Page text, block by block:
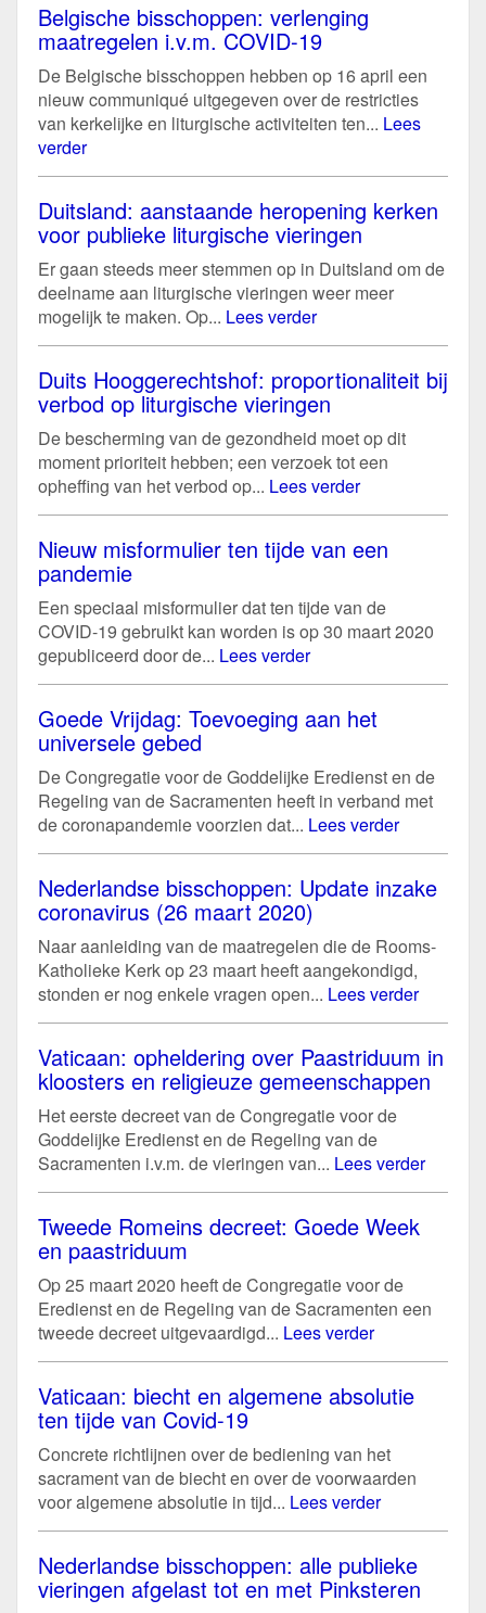
Belgische bisschoppen: verlenging
maatregelen i.v.m. COVID-19
De Belgische bisschoppen hebben op 16 april een
nieuw communiqué uitgegeven over de restricties
van kerkelijke en liturgische activiteiten ten... Lees
verder
Duitsland: aanstaande heropening kerken
voor publieke liturgische vieringen
Er gaan steeds meer stemmen op in Duitsland om de
deelname aan liturgische vieringen weer meer
mogelijk te maken. Op... Lees verder
Duits Hooggerechtshof: proportionaliteit bij
verbod op liturgische vieringen
De bescherming van de gezondheid moet op dit
moment prioriteit hebben; een verzoek tot een
opheffing van het verbod op... Lees verder
Nieuw misformulier ten tijde van een
pandemie
Een speciaal misformulier dat ten tijde van de
COVID-19 gebruikt kan worden is op 30 maart 2020
gepubliceerd door de... Lees verder
Goede Vrijdag: Toevoeging aan het
universele gebed
De Congregatie voor de Goddelijke Eredienst en de
Regeling van de Sacramenten heeft in verband met
de coronapandemie voorzien dat... Lees verder
Nederlandse bisschoppen: Update inzake
coronavirus (26 maart 2020)
Naar aanleiding van de maatregelen die de Rooms-
Katholieke Kerk op 23 maart heeft aangekondigd,
stonden er nog enkele vragen open... Lees verder
Vaticaan: opheldering over Paastriduum in
kloosters en religieuze gemeenschappen
Het eerste decreet van de Congregatie voor de
Goddelijke Eredienst en de Regeling van de
Sacramenten i.v.m. de vieringen van... Lees verder
Tweede Romeins decreet: Goede Week
en paastriduum
Op 25 maart 2020 heeft de Congregatie voor de
Eredienst en de Regeling van de Sacramenten een
tweede decreet uitgevaardigd... Lees verder
Vaticaan: biecht en algemene absolutie
ten tijde van Covid-19
Concrete richtlijnen over de bediening van het
sacrament van de biecht en over de voorwaarden
voor algemene absolutie in tijd... Lees verder
Nederlandse bisschoppen: alle publieke
vieringen afgelast tot en met Pinksteren